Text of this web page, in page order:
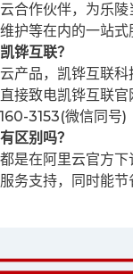
合作伙伴，为乐
护等在内的一站式
铧互联？
产品，凯铧互联
接致电凯铧互联
3153(微信同号)
区别吗？
是在阿里云官方
务支持，同时能